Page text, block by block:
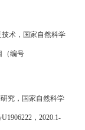
术，国家自然科学
（编号
究， 国家自然科学
U1906222， 2020.1-